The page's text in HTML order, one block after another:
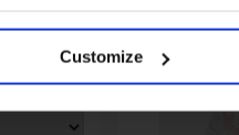
Customize